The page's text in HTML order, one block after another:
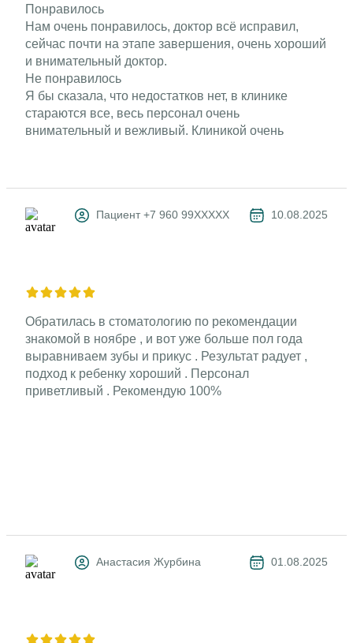
Понравилось
Нам очень понравилось, доктор всё исправил,
сейчас почти на этапе завершения, очень хороший
и внимательный доктор.
Не понравилось
Я бы сказала, что недостатков нет, в клинике
стараются все, весь персонал очень
внимательный и вежливый. Клиникой очень
Пациент +7 960 99XXXXX 10.08.2025
Обратилась в стоматологию по рекомендации
знакомой в ноябре , и вот уже больше пол года
выравниваем зубы и прикус . Результат радует ,
подход к ребенку хороший . Персонал
приветливый . Рекомендую 100%
Анастасия Журбина 01.08.2025